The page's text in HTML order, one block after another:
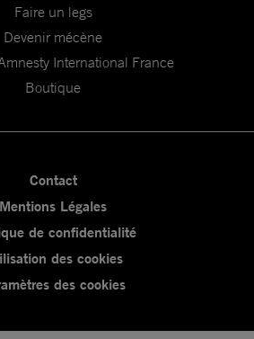
Faire un legs
Devenir mécène
International France
Boutique
Contact
Mentions Légales
de confidentialité
des cookies
des cookies